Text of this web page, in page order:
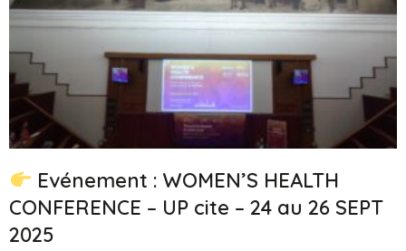
Evénement : WOMEN’S HEALTH
CONFERENCE – UP cite – 24 au 26 SEPT
2025